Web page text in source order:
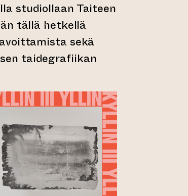
studiollaan Taiteen
tällä hetkellä
sekä
taidegrafiikan